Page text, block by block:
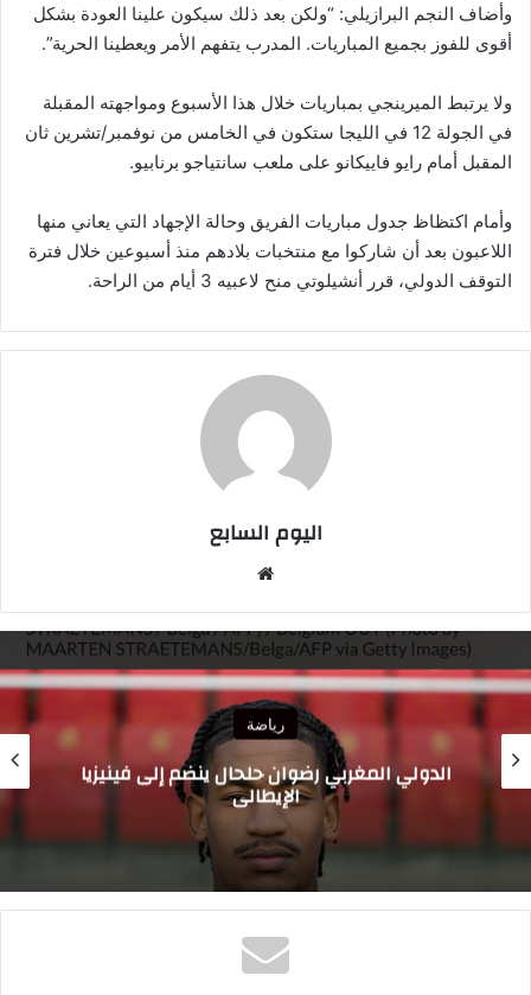
وأضاف النجم البرازيلي: “ولكن بعد ذلك سيكون علينا العودة بشكل
أقوى للفوز بجميع المباريات. المدرب يتفهم الأمر ويعطينا الحرية”.
ولا يرتبط الميرينجي بمباريات خلال هذا الأسبوع ومواجهته المقبلة
في الجولة 12 في الليجا ستكون في الخامس من نوفمبر/تشرين ثان
المقبل أمام رايو فاييكانو على ملعب سانتياجو برنابيو.
وأمام اكتظاظ جدول مباريات الفريق وحالة الإجهاد التي يعاني منها
اللاعبون بعد أن شاركوا مع منتخبات بلادهم منذ أسبوعين خلال فترة
التوقف الدولي، قرر أنشيلوتي منح لاعبيه 3 أيام من الراحة.
اليوم السابع
رياضة
الدولي المغربي رضوان حلحال ينضم إلى فينيزيا
الإيطالي